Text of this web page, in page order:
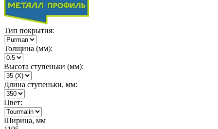
Тип покрытия:
Толщина (мм):
Высота ступеньки (мм):
Длина ступеньки, мм:
Цвет:
Ширина, мм